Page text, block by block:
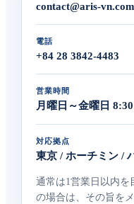
contact@aris-vn.com
電話
+84 28 3842-4483
営業時間
月曜日～金曜日
対応拠点
東京 / ホーチミン /
通常は1営業日以内を
の場合は、その旨を